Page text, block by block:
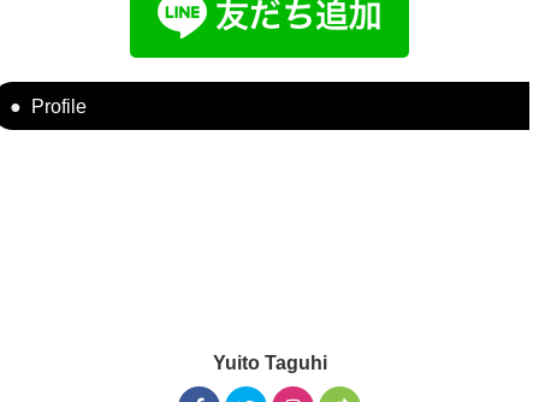
Profile
Yuito Taguhi